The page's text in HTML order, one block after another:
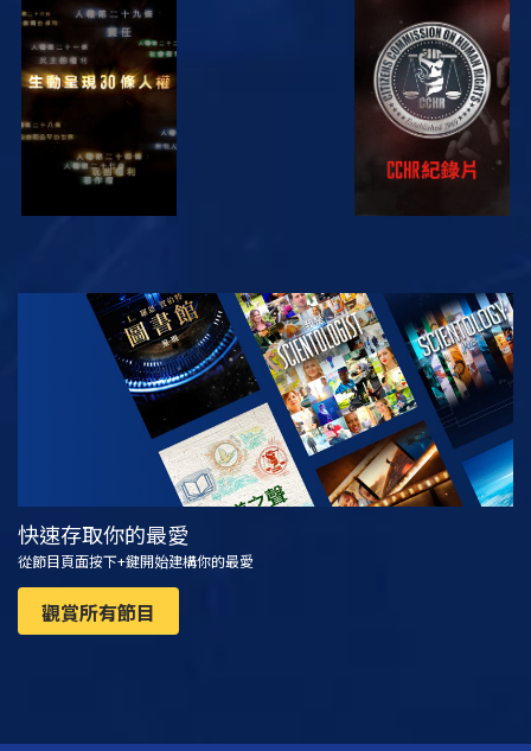
觀看 觀看
觀看 探索系列節目
快速存取你的最愛
從節目頁面按下+鍵開始建構你的最愛
觀賞所有節目